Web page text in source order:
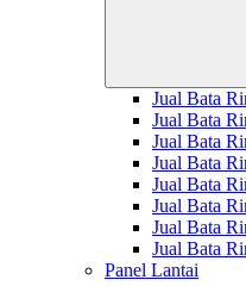
Jual Bata
Jual Bata
Jual Bata
Jual Bata
Jual Bata
Jual Bata
Jual Bata
Jual Bata
Panel Lantai